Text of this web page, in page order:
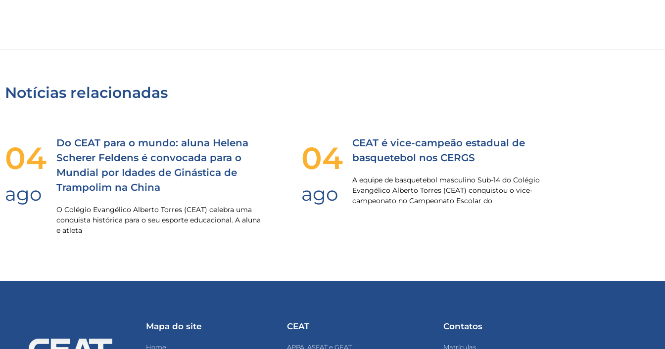
Notícias relacionadas
04
ago
Do CEAT para o mundo: aluna Helena
Scherer Feldens é convocada para o
Mundial por Idades de Ginástica de
Trampolim na China
O Colégio Evangélico Alberto Torres (CEAT) celebra uma
conquista histórica para o seu esporte educacional. A aluna
e atleta
04
ago
CEAT é vice-campeão estadual de
basquetebol nos CERGS
A equipe de basquetebol masculino Sub-14 do Colégio
Evangélico Alberto Torres (CEAT) conquistou o vice-
campeonato no Campeonato Escolar do
Mapa do site
Home
CEAT
APPA, ASFAT e GEAT
Contatos
Matrículas